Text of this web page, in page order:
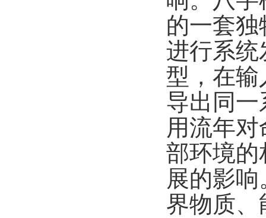
的一套
进行系统
型，在输
导出同
用流年
部环境的
展的影
界物质